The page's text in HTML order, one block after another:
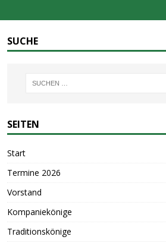
SUCHE
SEITEN
Start
Termine 2026
Vorstand
Kompaniekönige
Traditionskönige